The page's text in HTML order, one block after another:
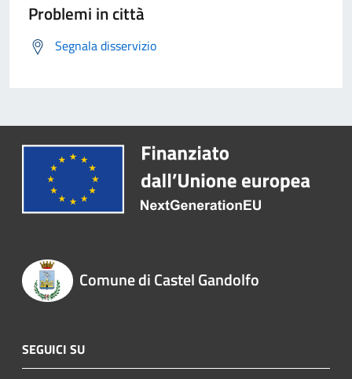
Problemi in città
Segnala disservizio
Comune di Castel Gandolfo
SEGUICI SU